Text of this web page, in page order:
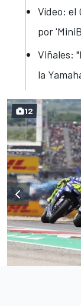
Vídeo: el
por
Viñales:
la
12